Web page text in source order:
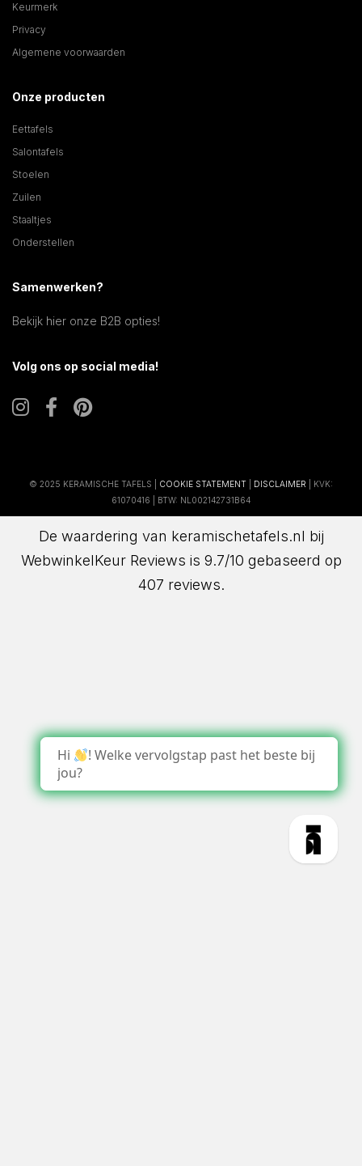
Keurmerk
Privacy
Algemene voorwaarden
Onze producten
Eettafels
Salontafels
Stoelen
Zuilen
Staaltjes
Onderstellen
Samenwerken?
Bekijk hier onze B2B opties!
Volg ons op social media!
© 2025 KERAMISCHE TAFELS | COOKIE STATEMENT DISCLAIMER | KVK:
61070416 | BTW: NL002142731B64
De waardering van keramischetafels.nl bij
WebwinkelKeur Reviews is 9.7/10 gebaseerd op
407 reviews.
Hi
! Welke vervolgstap past het beste bij
jou?